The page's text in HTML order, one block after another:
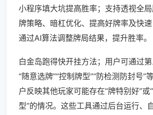
小程序填大坑提高胜率；支持透视全
牌策略、暗杠优化、提高好牌率及快速
通过AI算法调整牌局结果，提升胜率。
白金岛跑得快开挂方法；用户可通过
“随意选牌”“控制牌型”“防检测防封号”
户反映其他玩家可能存在“牌特别好”或
型”的情况。这些工具通过后台运行、